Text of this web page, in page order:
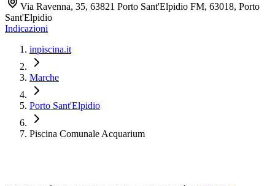
Via Ravenna, 35, 63821 Porto Sant'Elpidio FM, 63018, Porto
Sant'Elpidio
Indicazioni
inpiscina.it
Marche
Porto Sant'Elpidio
Piscina Comunale Acquarium